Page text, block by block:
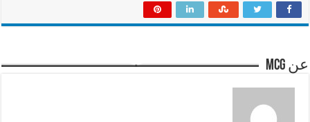
عن mcg